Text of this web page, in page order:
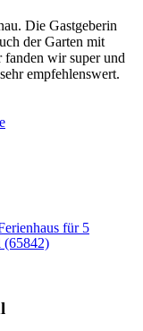
Die Gastgeberin
der Garten mit
wir super und
empfehlenswert.
für 5
(65842)